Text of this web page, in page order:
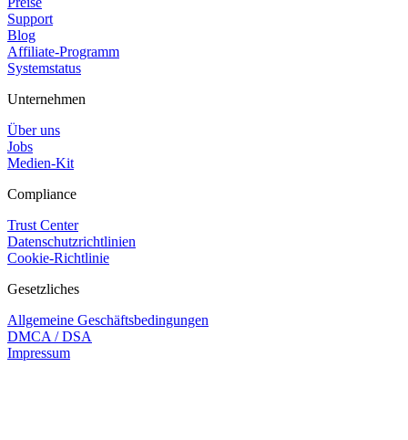
Support
Blog
Affiliate-Programm
Systemstatus
Unternehmen
Über uns
Jobs
Medien-Kit
Compliance
Trust Center
Datenschutzrichtlinien
Cookie-Richtlinie
Gesetzliches
Allgemeine Geschäftsbedingungen
DMCA / DSA
Impressum